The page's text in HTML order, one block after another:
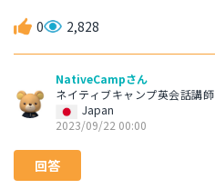
0 2,828
NativeCampさん
ネイティブキャンプ英会話講師
Japan
2023/09/22 00:00
回答